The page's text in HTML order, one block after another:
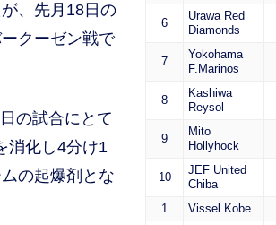
、先月18日の
クーゼン戦で
の試合にとて
消化し4分け1
の起爆剤とな
6
Urawa Red
Diamonds
7
Yokohama
F.Marinos
8
Kashiwa
Reysol
9
Mito
Hollyhock
10
JEF United
Chiba
1 Vissel Kobe